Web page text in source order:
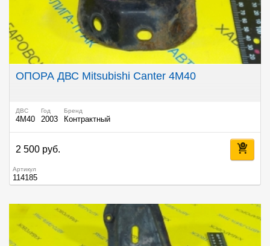
ОПОРА ДВС Mitsubishi Canter 4M40
ДВС
4M40
Год
2003
Бренд
Контрактный
2 500 руб.
Артикул
114185